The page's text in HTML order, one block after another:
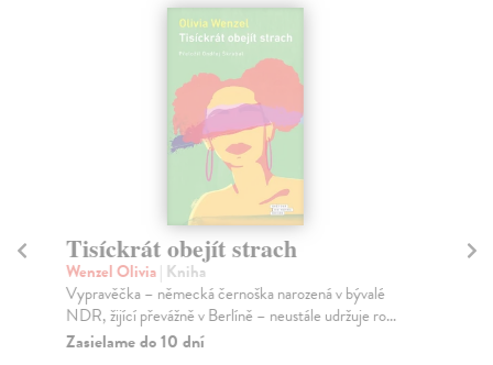
Tisíckrát obejít strach
Wenzel Olivia| Kniha
Vypravěčka – německá černoška narozená v bývalé
NDR, žijící převážně v Berlíně – neustále udržuje ro...
Zasielame do 10 dní